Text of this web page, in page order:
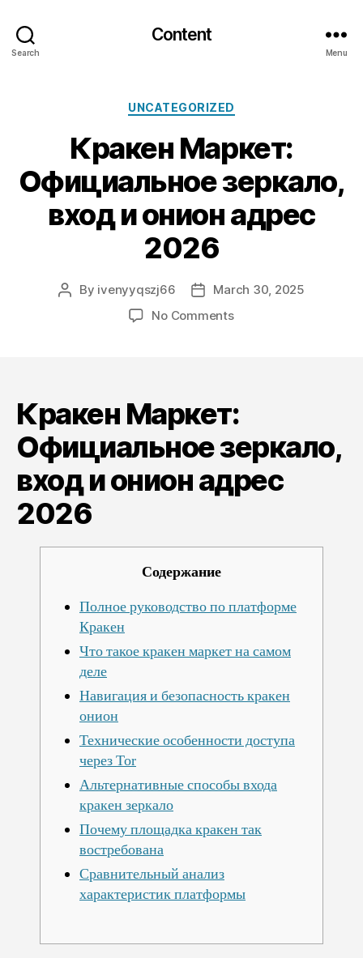
Search
Content
Menu
Categories
UNCATEGORIZED
Кракен Маркет:
Официальное зеркало,
вход и онион адрес
2026
Post
By ivenyyqszj66
PostMarch 30, 2025
No Commentson
и
онион
адрес
2026
Кракен Маркет:
Официальное зеркало,
вход и онион адрес
2026
Содержание
Полное руководство по платформе
Кракен
Что такое кракен маркет на самом
деле
Навигация и безопасность кракен
онион
Технические особенности доступа
через Tor
Альтернативные способы входа
кракен зеркало
Почему площадка кракен так
востребована
Сравнительный анализ
характеристик платформы